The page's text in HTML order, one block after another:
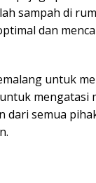
sampah di
dan
untuk
mengatasi
semua